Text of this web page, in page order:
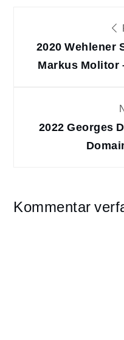
2020 Wehlener
Markus Molitor
2022 Georges
Kommentar